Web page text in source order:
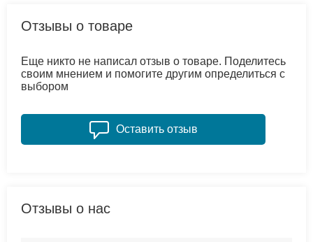
Отзывы о товаре
Еще никто не написал отзыв о товаре. Поделитесь
своим мнением и помогите другим определиться с
выбором
Оставить отзыв
Отзывы о нас